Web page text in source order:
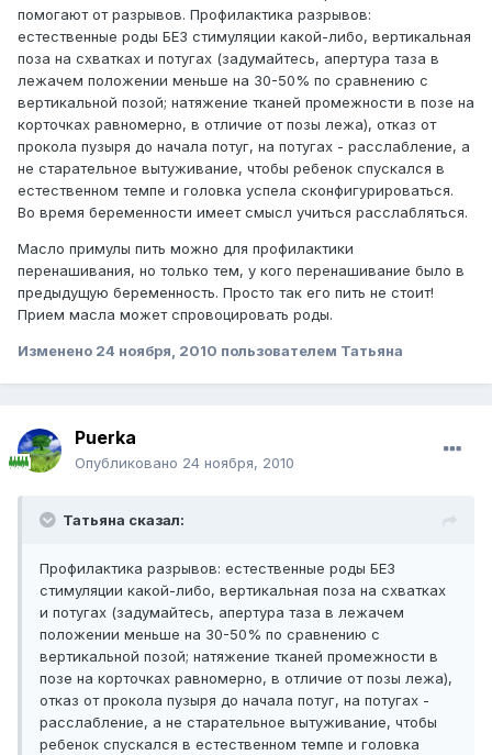
помогают от разрывов. Профилактика разрывов:
естественные роды БЕЗ стимуляции какой-либо, вертикальная
поза на схватках и потугах (задумайтесь, апертура таза в
лежачем положении меньше на 30-50% по сравнению с
вертикальной позой; натяжение тканей промежности в позе на
корточках равномерно, в отличие от позы лежа), отказ от
прокола пузыря до начала потуг, на потугах - расслабление, а
не старательное вытуживание, чтобы ребенок спускался в
естественном темпе и головка успела сконфигурироваться.
Во время беременности имеет смысл учиться расслабляться.
Масло примулы пить можно для профилактики
перенашивания, но только тем, у кого перенашивание было в
предыдущую беременность. Просто так его пить не стоит!
Прием масла может спровоцировать роды.
Изменено 24 ноября, 2010 пользователем Татьяна
Puerka
Опубликовано 24 ноября, 2010
Татьяна сказал:
Профилактика разрывов: естественные роды БЕЗ
стимуляции какой-либо, вертикальная поза на схватках
и потугах (задумайтесь, апертура таза в лежачем
положении меньше на 30-50% по сравнению с
вертикальной позой; натяжение тканей промежности в
позе на корточках равномерно, в отличие от позы лежа),
отказ от прокола пузыря до начала потуг, на потугах -
расслабление, а не старательное вытуживание, чтобы
ребенок спускался в естественном темпе и головка